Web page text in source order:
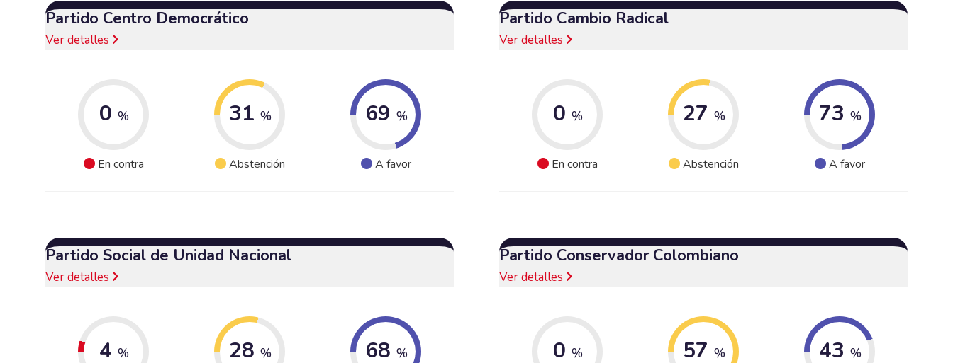
Partido Centro Democrático
Ver detalles
0 %
En contra
31 %
Abstención
69 %
A favor
Partido Cambio Radical
Ver detalles
0 %
En contra
27 %
Abstención
73 %
A favor
Partido Social de Unidad Nacional
Ver detalles
4 % 28 % 68 %
Partido Conservador Colombiano
Ver detalles
0 % 57 % 43 %